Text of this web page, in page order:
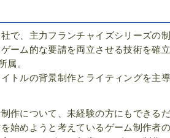
で、主力フランチャイズシリーズの
ーム的な要請を両立させる技術を確立
。
トルの背景制作とライティングを主導
作について、未経験の方にもできる
始めようと考えているゲーム制作者